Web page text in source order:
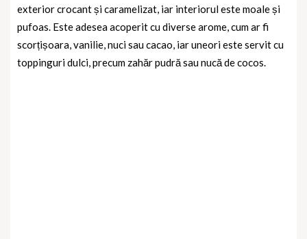
exterior crocant și caramelizat, iar interiorul este moale și
pufoas. Este adesea acoperit cu diverse arome, cum ar fi
scorțișoara, vanilie, nuci sau cacao, iar uneori este servit cu
toppinguri dulci, precum zahăr pudră sau nucă de cocos.